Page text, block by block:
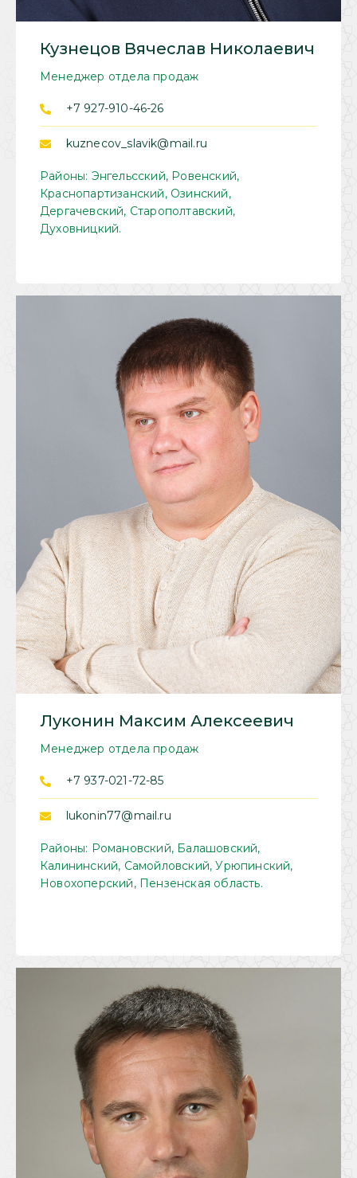
Кузнецов Вячеслав Николаевич
Менеджер отдела продаж
+7 927-910-46-26
kuznecov_slavik@mail.ru
Районы: Энгельсский, Ровенский,
Краснопартизанский, Озинский,
Дергачевский, Старополтавский,
Духовницкий.
Луконин Максим Алексеевич
Менеджер отдела продаж
+7 937-021-72-85
lukonin77@mail.ru
Районы: Романовский, Балашовский,
Калининский, Самойловский, Урюпинский,
Новохоперский, Пензенская область.